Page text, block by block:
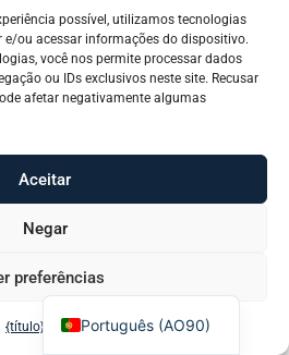
possível, utilizamos tecnologias
ou acessar informações do dispositivo.
você nos permite processar dados
ou IDs exclusivos neste site. Recusar
afetar negativamente algumas
Aceitar
Negar
preferências
{título} {título}
em PDF (inglês)
mais
Português (AO90)
Italiano
Türkçe
Hrvatski
Slovenščina